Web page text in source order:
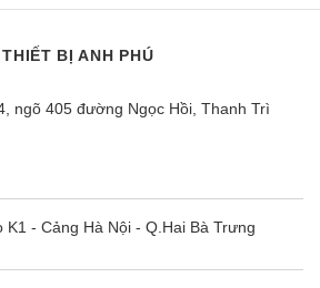
BỊ ANH PHÚ
ngõ 405 đường Ngọc Hồi, Thanh Trì
K1 - Cảng Hà Nội - Q.Hai Bà Trưng